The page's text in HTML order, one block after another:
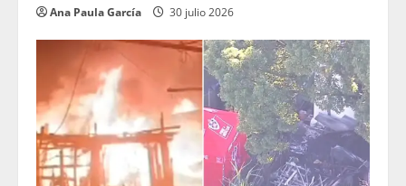
Ana Paula García 30 julio 2026